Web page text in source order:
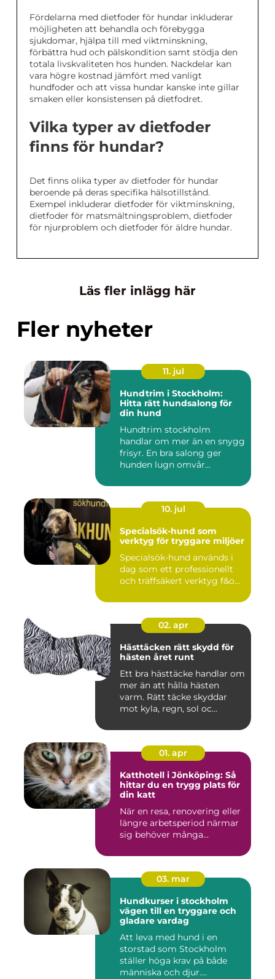
Fördelarna med dietfoder för hundar inkluderar
möjligheten att behandla och förebygga
sjukdomar, hjälpa till med viktminskning,
förbättra hud och pälskondition samt stödja den
totala livskvaliteten hos hunden. Nackdelar kan
vara högre kostnad jämfört med vanligt
hundfoder och att vissa hundar kanske inte gillar
smaken eller konsistensen på dietfodret.
Vilka typer av dietfoder
finns för hundar?
Det finns olika typer av dietfoder för hundar
beroende på deras specifika hälsotillstånd.
Exempel inkluderar dietfoder för viktminskning,
dietfoder för matsmältningsproblem, dietfoder
för njurproblem och dietfoder för äldre hundar.
Läs fler inlägg här
Fler nyheter
11. jul
Hundtrim i Stockholm:
Hitta rätt hundsalong för
din hund
Hundtrim stockholm
handlar om mer än en snygg
frisyr. En bra salong ger
hunden lugn omvår...
10. jul
Specialsök-hund som
verktyg för tryggare miljöer
Specialsök-hund används i
dag som ett professionellt
och träffsäkert verktyg f&o...
02. apr
Hästtäcken rätt skydd för
hästen året runt
Ett bra hästtäcke handlar om
mer än att hålla hästen
varm. Rätt täcke skyddar
mot kyla, regn, sol oc...
01. apr
Katthotell i Jönköping: Så
hittar du en trygg plats för
din katt
När en resa, renovering eller
längre arbetsperiod närmar
sig behöver många...
03. mar
Hundkurser i stockholm
vägen till en tryggare och
gladare vardag
Att leva med hund i en
storstad som Stockholm
ställer höga krav på både
människa och djur.